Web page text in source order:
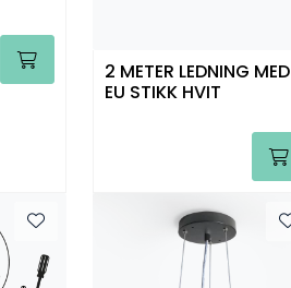
2 METER LEDNING MED
EU STIKK HVIT